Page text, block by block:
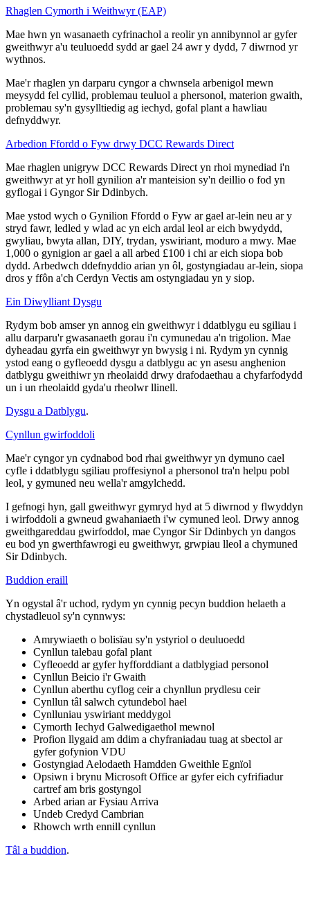
Rhaglen Cymorth i Weithwyr (EAP)
Mae hwn yn wasanaeth cyfrinachol a reolir yn annibynnol ar gyfer
gweithwyr a'u teuluoedd sydd ar gael 24 awr y dydd, 7 diwrnod yr
wythnos.
Mae'r rhaglen yn darparu cyngor a chwnsela arbenigol mewn
meysydd fel cyllid, problemau teuluol a phersonol, materion gwaith,
problemau sy'n gysylltiedig ag iechyd, gofal plant a hawliau
defnyddwyr.
Arbedion Ffordd o Fyw drwy DCC Rewards Direct
Mae rhaglen unigryw DCC Rewards Direct yn rhoi mynediad i'n
gweithwyr at yr holl gynilion a'r manteision sy'n deillio o fod yn
gyflogai i Gyngor Sir Ddinbych.
Mae ystod wych o Gynilion Ffordd o Fyw ar gael ar-lein neu ar y
stryd fawr, ledled y wlad ac yn eich ardal leol ar eich bwydydd,
gwyliau, bwyta allan, DIY, trydan, yswiriant, moduro a mwy. Mae
1,000 o gynigion ar gael a all arbed £100 i chi ar eich siopa bob
dydd. Arbedwch ddefnyddio arian yn ôl, gostyngiadau ar-lein, siopa
dros y ffôn a'ch Cerdyn Vectis am ostyngiadau yn y siop.
Ein Diwylliant Dysgu
Rydym bob amser yn annog ein gweithwyr i ddatblygu eu sgiliau i
allu darparu'r gwasanaeth gorau i'n cymunedau a'n trigolion. Mae
dyheadau gyrfa ein gweithwyr yn bwysig i ni. Rydym yn cynnig
ystod eang o gyfleoedd dysgu a datblygu ac yn asesu anghenion
datblygu gweithiwr yn rheolaidd drwy drafodaethau a chyfarfodydd
un i un rheolaidd gyda'u rheolwr llinell.
Dysgu a Datblygu.
Cynllun gwirfoddoli
Mae'r cyngor yn cydnabod bod rhai gweithwyr yn dymuno cael
cyfle i ddatblygu sgiliau proffesiynol a phersonol tra'n helpu pobl
leol, y gymuned neu wella'r amgylchedd.
I gefnogi hyn, gall gweithwyr gymryd hyd at 5 diwrnod y flwyddyn
i wirfoddoli a gwneud gwahaniaeth i'w cymuned leol. Drwy annog
gweithgareddau gwirfoddol, mae Cyngor Sir Ddinbych yn dangos
eu bod yn gwerthfawrogi eu gweithwyr, grwpiau lleol a chymuned
Sir Ddinbych.
Buddion eraill
Yn ogystal â'r uchod, rydym yn cynnig pecyn buddion helaeth a
chystadleuol sy'n cynnwys:
Amrywiaeth o bolisïau sy'n ystyriol o deuluoedd
Cynllun talebau gofal plant
Cyfleoedd ar gyfer hyfforddiant a datblygiad personol
Cynllun Beicio i'r Gwaith
Cynllun aberthu cyflog ceir a chynllun prydlesu ceir
Cynllun tâl salwch cytundebol hael
Cynlluniau yswiriant meddygol
Cymorth Iechyd Galwedigaethol mewnol
Profion llygaid am ddim a chyfraniadau tuag at sbectol ar
gyfer gofynion VDU
Gostyngiad Aelodaeth Hamdden Gweithle Egnïol
Opsiwn i brynu Microsoft Office ar gyfer eich cyfrifiadur
cartref am bris gostyngol
Arbed arian ar Fysiau Arriva
Undeb Credyd Cambrian
Rhowch wrth ennill cynllun
Tâl a buddion.